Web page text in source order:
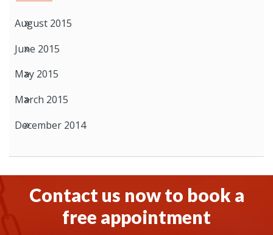
August 2015
June 2015
May 2015
March 2015
December 2014
Contact us now to book a
free appointment